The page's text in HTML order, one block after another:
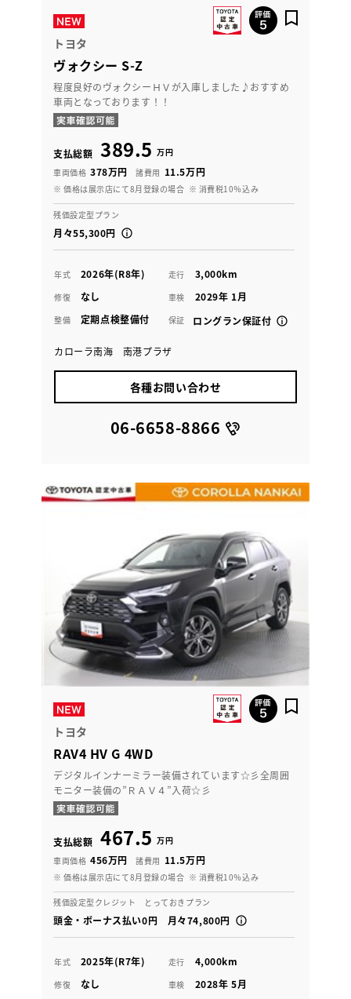
トヨタ
ヴォクシー S-Z
程度良好のヴォクシーＨＶが入庫しました♪おすすめ
車両となっております！！
支払総額 389.5 万円
車両価格 378万円 諸費用 11.5万円
※ 価格は展示店にて8月登録の場合 ※ 消費税10％込み
残価設定型プラン
月々55,300円
年式 2026年(R8年) 走行 3,000km
修復 なし 車検 2029年 1月
整備 定期点検整備付 保証 ロングラン保証付
カローラ南海 南港プラザ
各種お問い合わせ
06-6658-8866
トヨタ
RAV4 HV G 4WD
デジタルインナーミラー装備されています☆彡全周囲
モニター装備の”ＲＡＶ４”入荷☆彡
支払総額 467.5 万円
車両価格 456万円 諸費用 11.5万円
※ 価格は展示店にて8月登録の場合 ※ 消費税10％込み
残価設定型クレジット とっておきプラン
頭金・ボーナス払い0円 月々74,800円
年式 2025年(R7年) 走行 4,000km
修復 なし 車検 2028年 5月